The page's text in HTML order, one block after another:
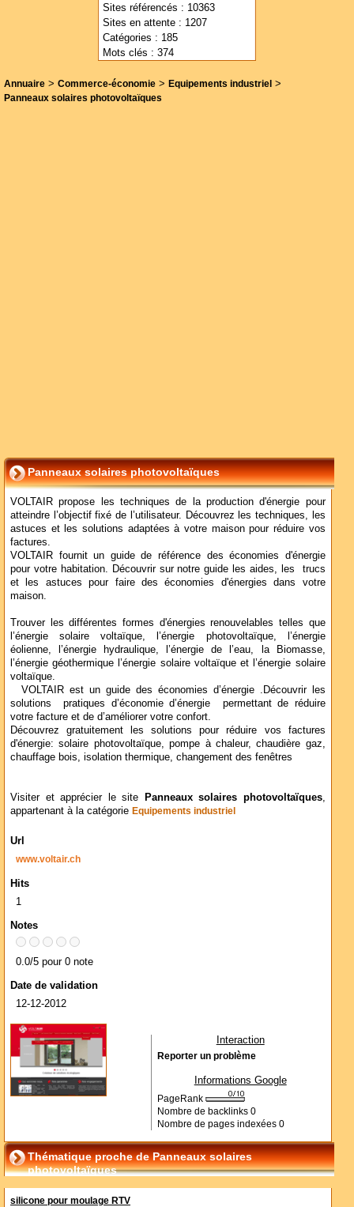
Sites référencés : 10363
Sites en attente : 1207
Catégories : 185
Mots clés : 374
Annuaire > Commerce-économie > Equipements industriel >
Panneaux solaires photovoltaïques
Panneaux solaires photovoltaïques
VOLTAIR propose les techniques de la production d'énergie pour
atteindre l’objectif fixé de l’utilisateur. Découvrez les techniques, les
astuces et les solutions adaptées à votre maison pour réduire vos
factures.
VOLTAIR fournit un guide de référence des économies d'énergie
pour votre habitation. Découvrir sur notre guide les aides, les trucs
et les astuces pour faire des économies d'énergies dans votre
maison.
Trouver les différentes formes d'énergies renouvelables telles que
l’énergie solaire voltaïque, l’énergie photovoltaïque, l’énergie
éolienne, l’énergie hydraulique, l’énergie de l’eau, la Biomasse,
l’énergie géothermique l’énergie solaire voltaïque et l’énergie solaire
voltaïque.
VOLTAIR est un guide des économies d’énergie .Découvrir les
solutions pratiques d’économie d’énergie permettant de réduire
votre facture et de d’améliorer votre confort.
Découvrez gratuitement les solutions pour réduire vos factures
d'énergie: solaire photovoltaïque, pompe à chaleur, chaudière gaz,
chauffage bois, isolation thermique, changement des fenêtres
Visiter et apprécier le site Panneaux solaires photovoltaïques,
appartenant à la catégorie Equipements industriel
Url
www.voltair.ch
Hits
1
Notes
0.0/5 pour 0 note
Date de validation
12-12-2012
Interaction
Reporter un problème
Informations Google
PageRank
Nombre de backlinks 0
Nombre de pages indexées 0
Thématique proche de Panneaux solaires
photovoltaïques
silicone pour moulage RTV